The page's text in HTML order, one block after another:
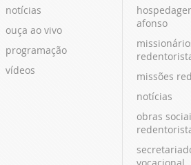
notícias
ouça ao vivo
programação
vídeos
afonso
missões
notícias
obras
vocacional